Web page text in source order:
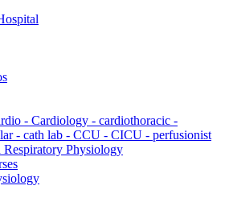
- Cardiology - cardiothoracic -
- cath lab - CCU - CICU - perfusionist
Respiratory Physiology